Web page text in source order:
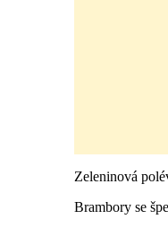
Zeleninová
Brambory se